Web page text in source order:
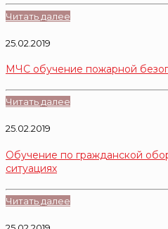
Читать далее
25.02.2019
МЧС обучение пожарной
Читать далее
25.02.2019
Обучение по гражданской
ситуациях
Читать далее